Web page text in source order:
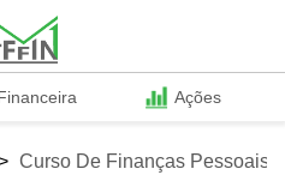
Ações
Curso De Finanças Pessoais